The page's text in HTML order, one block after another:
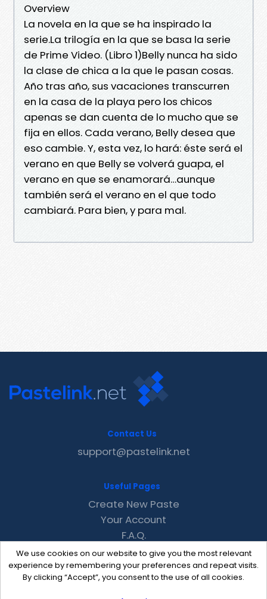
Overview
La novela en la que se ha inspirado la
serie.La trilogía en la que se basa la serie
de Prime Video. (Libro 1)Belly nunca ha sido
la clase de chica a la que le pasan cosas.
Año tras año, sus vacaciones transcurren
en la casa de la playa pero los chicos
apenas se dan cuenta de lo mucho que se
fija en ellos. Cada verano, Belly desea que
eso cambie. Y, esta vez, lo hará: éste será el
verano en que Belly se volverá guapa, el
verano en que se enamorará…aunque
también será el verano en el que todo
cambiará. Para bien, y para mal.
We use cookies on our website to give you the most relevant
experience by remembering your preferences and repeat visits.
By clicking “Accept”, you consent to the use of all cookies.
Contact Us
support@pastelink.net
Useful Pages
Create New Paste
Your Account
F.A.Q.
Recent
Contact